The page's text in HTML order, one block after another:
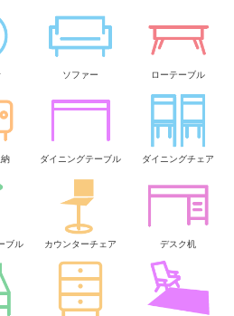
ソファー ローテーブル
ダイニングテーブル ダイニングチェア
ブル カウンターチェア デスク机